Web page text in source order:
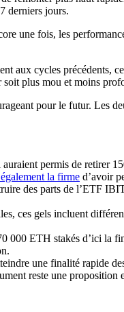
derniers jours.
une fois, les
aux cycles précédents,
plus mou et moins
pour le futur. Les
permis de retirer
la firme d’avoir
des parts de l’ETF
ces gels incluent
000 ETH stakés d’ici la
une finalité rapide
reste une proposition